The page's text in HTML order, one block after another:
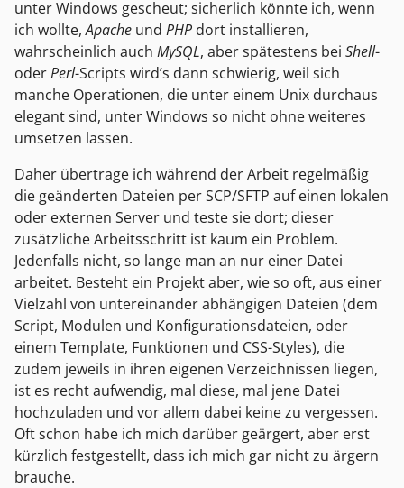
unter Windows gescheut; sicherlich könnte ich, wenn
ich wollte,Apache und PHP dort installieren,
wahrscheinlich auch MySQL, aber spätestens bei Shell-
oderPerl-Scripts wird’s dann schwierig, weil sich
manche Operationen, die unter einem Unix durchaus
elegant sind, unter Windows so nicht ohne weiteres
umsetzen lassen.
Daher übertrage ich während der Arbeit regelmäßig
die geänderten Dateien per SCP/SFTP auf einen lokalen
oder externen Server und teste sie dort; dieser
zusätzliche Arbeitsschritt ist kaum ein Problem.
Jedenfalls nicht, so lange man an nur einer Datei
arbeitet. Besteht ein Projekt aber, wie so oft, aus einer
Vielzahl von untereinander abhängigen Dateien (dem
Script, Modulen und Konfigurationsdateien, oder
einem Template, Funktionen und CSS-Styles), die
zudem jeweils in ihren eigenen Verzeichnissen liegen,
ist es recht aufwendig, mal diese, mal jene Datei
hochzuladen und vor allem dabei keine zu vergessen.
Oft schon habe ich mich darüber geärgert, aber erst
kürzlich festgestellt, dass ich mich gar nicht zu ärgern
brauche.